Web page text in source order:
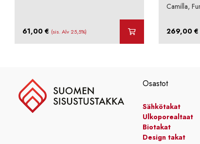
61,00 € (sis. Alv 25,5%)
Camilla,
269,00 €
Osastot
Sähkötakat
Ulkoporealtaat
Biotakat
Design takat